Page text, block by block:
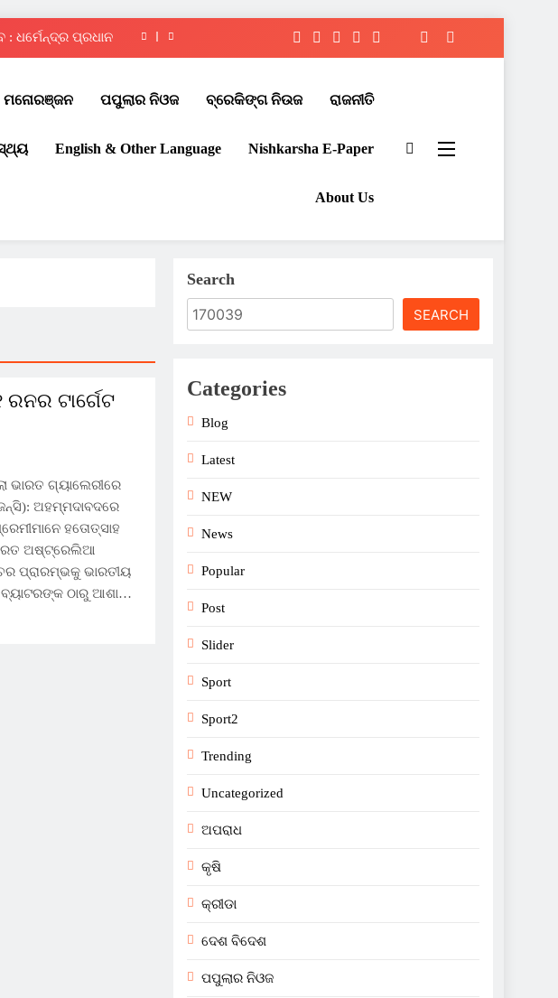
ଧର୍ମେନ୍ଦ୍ର ପ୍ରଧାନ
ରକ୍ତଦାନ ଶିବିର
ବାହୁଡ଼ିଲେ ମହାବାହୁ
ମନୋରଞ୍ଜନ ପପୁଲାର ନିଓଜ ବ୍ରେକିଙ୍ଗ ନିଉଜ ରାଜନୀତି
English & Other Language Nishkarsha E-Paper​
About Us
ଟାର୍ଗେଟ
ଭାରତ ଗ୍ୟାଲେରୀରେ
ଅହମ୍ମଦାବଦରେ
ହତୋତ୍ସାହ
ଅଷ୍ଟ୍ରେଲିଆ
ପ୍ରାରମ୍ଭକୁ ଭାରତୀୟ
ବ୍ୟାଟରଙ୍କ ଠାରୁ ଆଶା…
Search
SEARCH
Categories
Blog
Latest
NEW
News
Popular
Post
Slider
Sport
Sport2
Trending
Uncategorized
ଅପରାଧ
କୃଷି
କ୍ରୀଡା
ଦେଶ ବିଦେଶ
ପପୁଲାର ନିଓଜ